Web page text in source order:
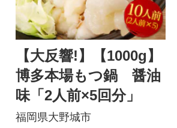
【大反響!】【1000g】
博多本場もつ鍋 醤油
味「2人前×5回分」
福岡県大野城市